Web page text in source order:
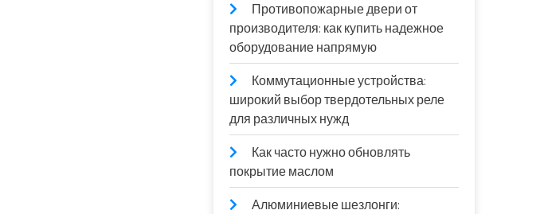
Противопожарные двери от
производителя: как купить надежное
оборудование напрямую
Коммутационные устройства:
широкий выбор твердотельных реле
для различных нужд
Как часто нужно обновлять
покрытие маслом
Алюминиевые шезлонги: